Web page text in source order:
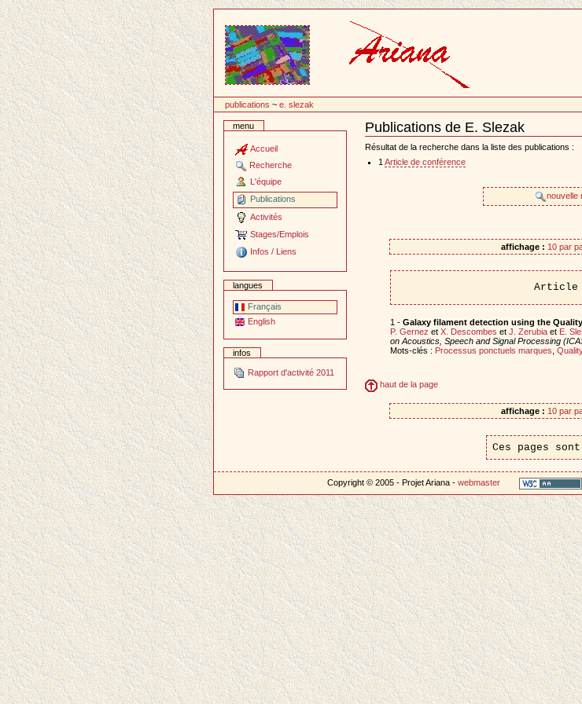
contenu
publications ~e. slezak
menu
Accueil
Recherche
L'équipe
Publications
Activités
Stages/Emplois
Infos / Liens
langues
Français
English
infos
Rapport d'activité 2011
Publications de E. Slezak
Document
Actions
Résultat de la recherche dans la liste des publications :
1 Article de conférence
nouvelle
affichage : 10 par
Article
1 - Galaxy filament detection using the
P. Gernez et X. Descombes et J. Zerubiaet E.
on Acoustics, Speech and Signal Processing
Mots-clés : Processus ponctuels marques
haut de la page
affichage : 10 par
Ces pages
Copyright © 2005 - Projet Ariana -webmaster